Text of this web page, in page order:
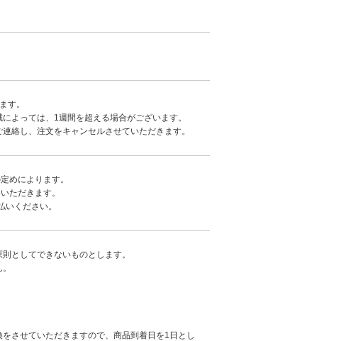
す。
よっては、1週間を超える場合がございます。
絡し、注文をキャンセルさせていただきます。
めによります。
ただきます。
ください。
としてできないものとします。
させていただきますので、商品到着日を1日とし